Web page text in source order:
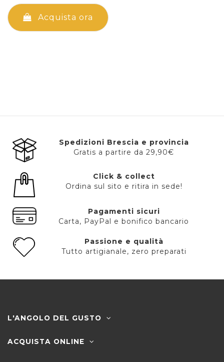
Acquista ora
Spedizioni Brescia e provincia
Gratis a partire da 29,90€
Click & collect
Ordina sul sito e ritira in sede!
Pagamenti sicuri
Carta, PayPal e bonifico bancario
Passione e qualità
Tutto artigianale, zero preparati
L'ANGOLO DEL GUSTO
ACQUISTA ONLINE